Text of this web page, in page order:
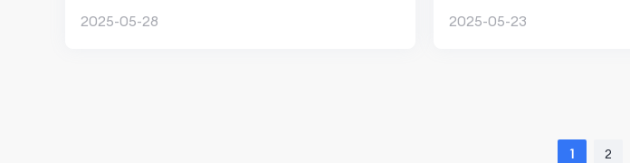
2025-05-28 2025-05-23
1 2